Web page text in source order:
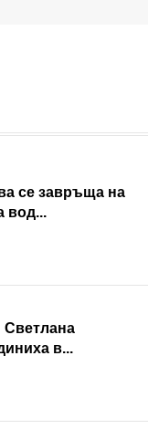
се завръща на
вод...
Светлана
в...